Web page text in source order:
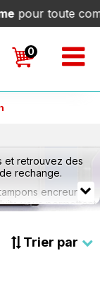
passée
et retrouvez des
rechange.
encreurs
vous permettent
pour de
couleurs au choix
une impression
Trier par